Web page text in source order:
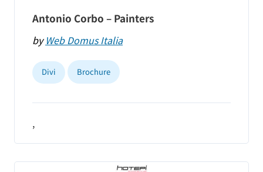
Antonio Corbo – Painters
by Web Domus Italia
Divi Brochure
,